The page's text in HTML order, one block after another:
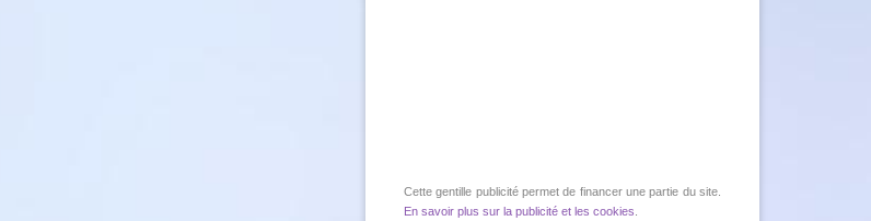
Cette gentille publicité permet de financer une partie du site.
En savoir plus sur la publicité et les cookies